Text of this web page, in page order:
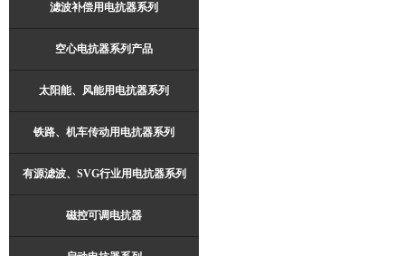
滤波补偿用电抗器系列
空心电抗器系列产品
太阳能、风能用电抗器系列
铁路、机车传动用电抗器系列
有源滤波、SVG行业用电抗器系列
磁控可调电抗器